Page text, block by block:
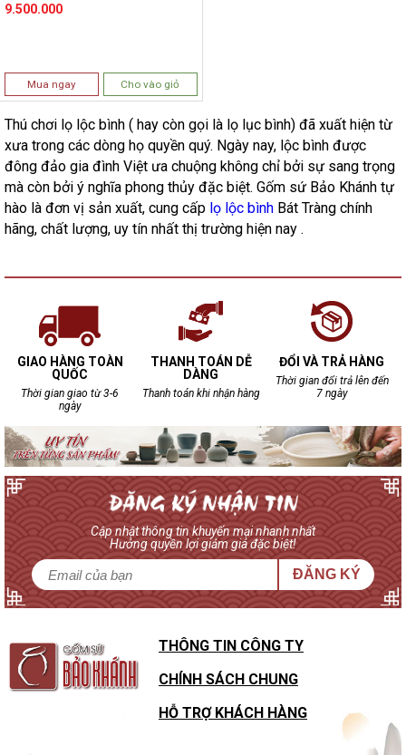
9.500.000
Mua ngay Cho vào giỏ
Thú chơi lọ lộc bình ( hay còn gọi là lọ lục bình) đã xuất hiện từ
xưa trong các dòng họ quyền quý. Ngày nay, lộc bình được
đông đảo gia đình Việt ưa chuộng không chỉ bởi sự sang trọng
mà còn bởi ý nghĩa phong thủy đặc biệt. Gốm sứ Bảo Khánh tự
hào là đơn vị sản xuất, cung cấp lọ lộc bình Bát Tràng chính
hãng, chất lượng, uy tín nhất thị trường hiện nay .
GIAO HÀNG TOÀN
QUỐC
Thời gian giao từ 3-6
ngày
THANH TOÁN DỄ
DÀNG
Thanh toán khi nhận hàng
ĐỔI VÀ TRẢ HÀNG
Thời gian đổi trả lên đến
7 ngày
Cập nhật thông tin khuyến mại nhanh nhất
Hưởng quyền lợi giảm giá đặc biệt!
ĐĂNG KÝ
THÔNG TIN CÔNG TY
CHÍNH SÁCH CHUNG
HỖ TRỢ KHÁCH HÀNG